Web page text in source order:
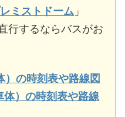
ミストドーム 」
行するならバスがお
の時刻表や路線図
）の時刻表や路線